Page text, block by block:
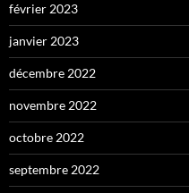
février 2023
janvier 2023
décembre 2022
novembre 2022
octobre 2022
septembre 2022